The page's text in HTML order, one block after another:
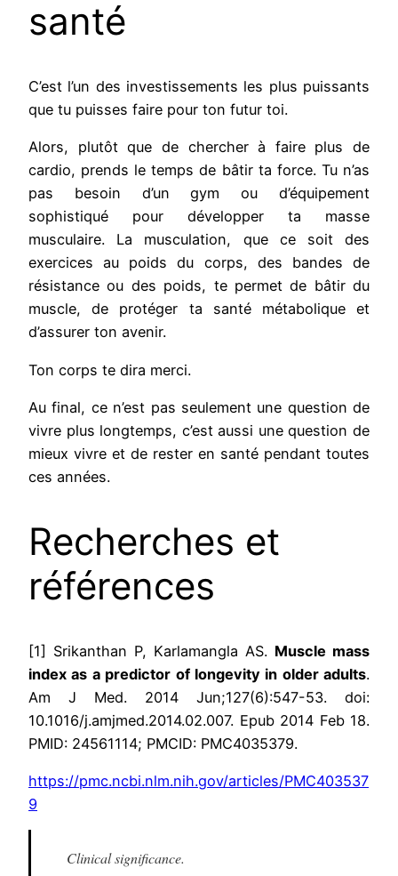
santé
C’est l’un des investissements les plus puissants
que tu puisses faire pour ton futur toi.
Alors, plutôt que de chercher à faire plus de
cardio, prends le temps de bâtir ta force. Tu n’as
pas besoin d’un gym ou d’équipement
sophistiqué pour développer ta masse
musculaire. La musculation, que ce soit des
exercices au poids du corps, des bandes de
résistance ou des poids, te permet de bâtir du
muscle, de protéger ta santé métabolique et
d’assurer ton avenir.
Ton corps te dira merci.
Au final, ce n’est pas seulement une question de
vivre plus longtemps, c’est aussi une question de
mieux vivre et de rester en santé pendant toutes
ces années.
Recherches et
références
[1] Srikanthan P, Karlamangla AS. Muscle mass
index as a predictor of longevity in older adults.
Am J Med. 2014 Jun;127(6):547-53. doi:
10.1016/j.amjmed.2014.02.007. Epub 2014 Feb 18.
PMID: 24561114; PMCID: PMC4035379.
https://pmc.ncbi.nlm.nih.gov/articles/PMC403537
9
Clinical significance.